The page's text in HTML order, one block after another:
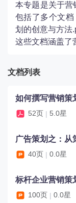
本专题是关于营
包括了多个文
划的创意与方法
这些文档涵盖了
这些文档，读者
技巧，从而提升
文档列表
如何撰写营销策
52页 | 5.0星
广告策划之：从
40页 | 0.0星
标杆企业营销策
100页 | 0.0星